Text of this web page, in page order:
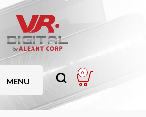
MENU
0